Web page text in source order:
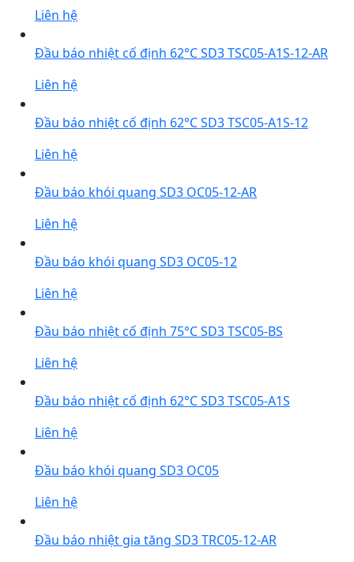
Liên hệ
Đầu báo nhiệt cố định 62°C SD3 TSC05-A1S-12-AR
Liên hệ
Đầu báo nhiệt cố định 62°C SD3 TSC05-A1S-12
Liên hệ
Đầu báo khói quang SD3 OC05-12-AR
Liên hệ
Đầu báo khói quang SD3 OC05-12
Liên hệ
Đầu báo nhiệt cố định 75°C SD3 TSC05-BS
Liên hệ
Đầu báo nhiệt cố định 62°C SD3 TSC05-A1S
Liên hệ
Đầu báo khói quang SD3 OC05
Liên hệ
Đầu báo nhiệt gia tăng SD3 TRC05-12-AR